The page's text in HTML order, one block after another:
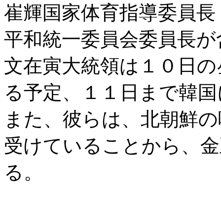
崔輝国家体育指導委員
平和統一委員会委員長
文在寅大統領は１０日
る予定、１１日まで韓
また、彼らは、北朝鮮
受けていることから、
る。